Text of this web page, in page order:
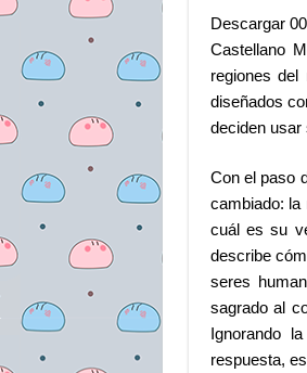
Descargar
Castellano
regiones
diseñados
deciden usar
Con el paso
cambiado: la
cuál es su
describe
seres
sagrado al
Ignorando
respuesta,